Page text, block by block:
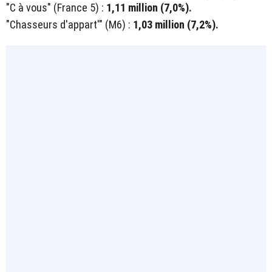
"C à vous" (France 5) : 1,11 million (7,0%).
"Chasseurs d'appart'" (M6) : 1,03 million (7,2%).